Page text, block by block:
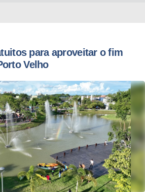
para aproveitar o fim
Velho